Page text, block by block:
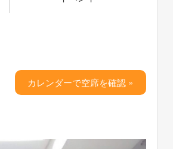
カレンダーで空席を確認 »